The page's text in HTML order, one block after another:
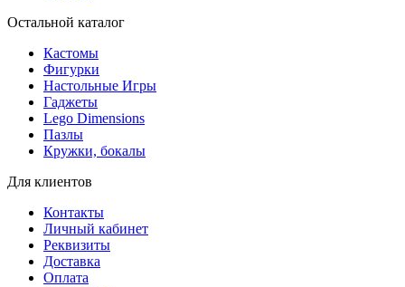
Остальной каталог
Кастомы
Фигурки
Настольные Игры
Гаджеты
Lego Dimensions
Пазлы
Кружки, бокалы
Для клиентов
Контакты
Личный кабинет
Реквизиты
Доставка
Оплата